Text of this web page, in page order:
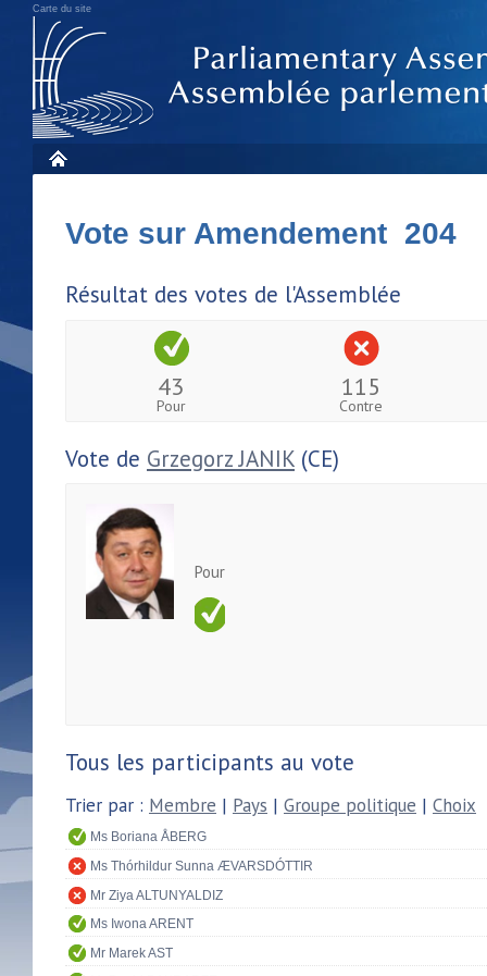
Carte du site
Vote sur Amendement 204
Résultat des votes de l'Assemblée
43
Pour
115
Contre
Vote de Grzegorz JANIK (CE)
Pour
Tous les participants au vote
Trier par : Membre | Pays | Groupe politique | Choix
Ms Boriana ÅBERG
Ms Thórhildur Sunna ÆVARSDÓTTIR
Mr Ziya ALTUNYALDIZ
Ms Iwona ARENT
Mr Marek AST